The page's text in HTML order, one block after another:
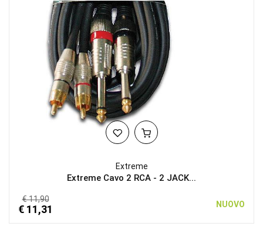
Extreme
Extreme Cavo 2 RCA - 2 JACK...
€ 11,90
€ 11,31 NUOVO